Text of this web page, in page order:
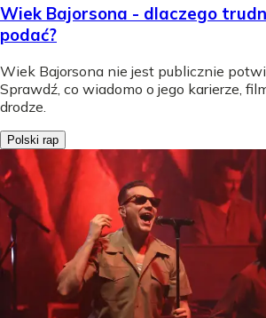
Wiek Bajorsona - dlaczego
podać?
Wiek Bajorsona nie jest publicznie
Sprawdź, co wiadomo o jego karierze,
drodze.
Polski rap